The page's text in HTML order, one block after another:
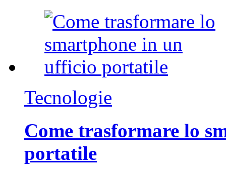
Tecnologie
Come trasformare lo
portatile